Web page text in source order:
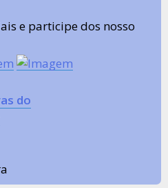
e participe dos nosso
do